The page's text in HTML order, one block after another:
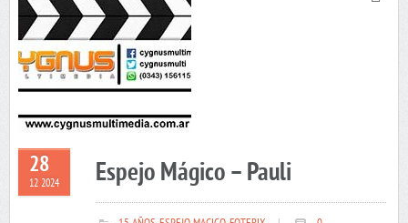
28
12 2024 Espejo Mágico – Pauli